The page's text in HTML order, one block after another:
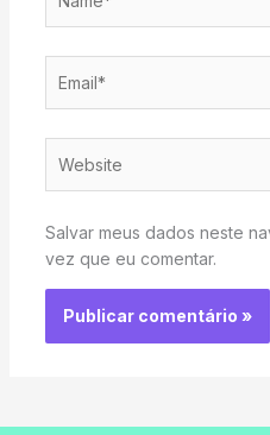
Salvar meus dados neste
vez que eu comentar.